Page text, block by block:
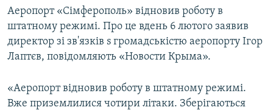
Перейти
до
пошуку
ПОГЛЯД
ІНТЕРВ'Ю
ВСЕ ЗА ДЕНЬ
ЯК ОБІЙТИ БЛОКУВАННЯ
Аеропорт «Сімферополь» відновив роботу в
штатному режимі. Про це вдень 6 лютого заявив
директор зі зв'язків s громадськістю аеропорту Ігор
Лаптєв, повідомляють «Новости Крыма».
«Аеропорт відновив роботу в штатному режимі.
Вже приземлилися чотири літаки. Зберігаються